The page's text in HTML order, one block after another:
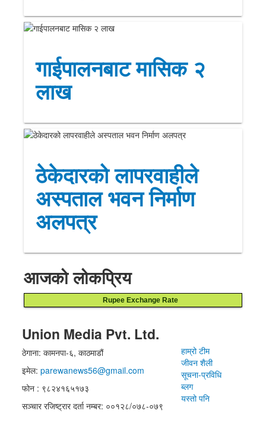
गाईपालनबाट मासिक २
लाख
ठेकेदारको लापरवाहीले
अस्पताल भवन निर्माण
अलपत्र
आजको लोकप्रिय
Rupee Exchange Rate
Union Media Pvt. Ltd.
ठेगाना: कामनपा-६, काठमाडौं
इमेल:parewanews56@gmail.com
फोन : ९८२४१६५१७३
सञ्चार रजिष्ट्रार दर्ता नम्बर: ००१२८/०७८-०७९
हाम्रो टीम
जीवन शैली
सूचना-प्रविधि
ब्लग
यस्तो पनि